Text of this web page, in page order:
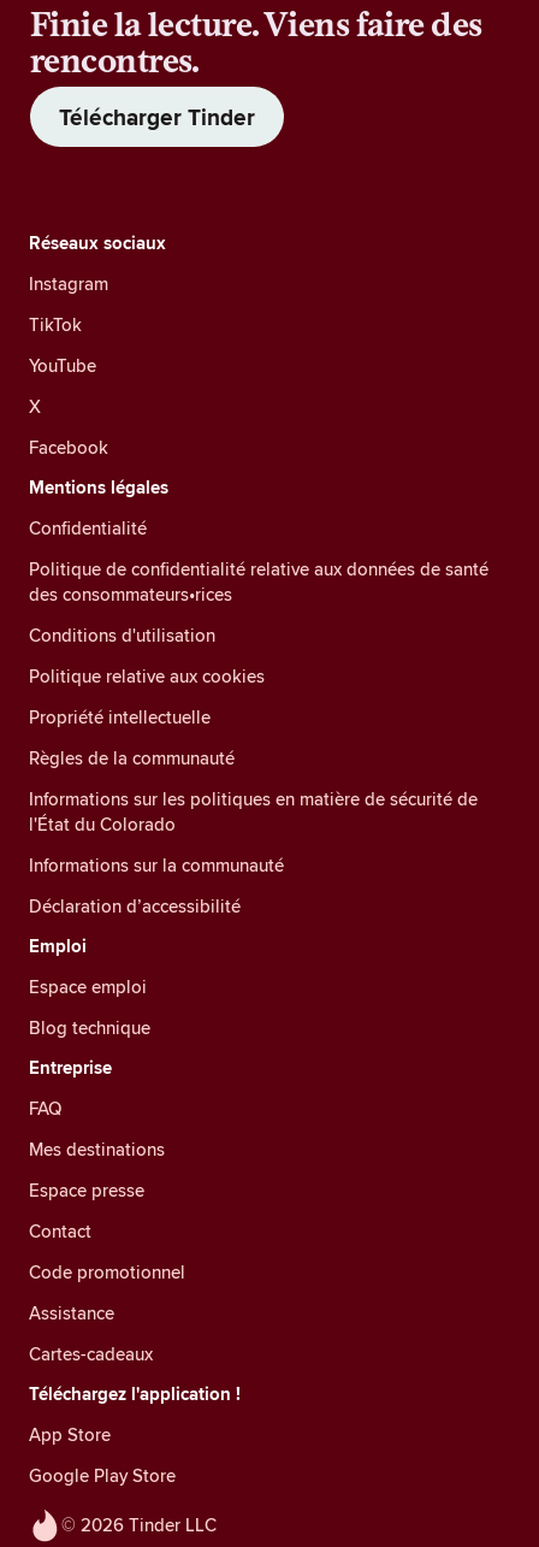
Finie la lecture. Viens faire des
rencontres.
Télécharger Tinder
© 2026 Tinder LLC
Réseaux sociaux
Instagram
TikTok
YouTube
X
Facebook
Mentions légales
Confidentialité
Politique de confidentialité relative aux données de santé
des consommateurs•rices
Conditions d'utilisation
Politique relative aux cookies
Propriété intellectuelle
Règles de la communauté
Informations sur les politiques en matière de sécurité de
l'État du Colorado
Informations sur la communauté
Déclaration d’accessibilité
Emploi
Espace emploi
Blog technique
Entreprise
FAQ
Mes destinations
Espace presse
Contact
Code promotionnel
Assistance
Cartes-cadeaux
Téléchargez l'application !
App Store
Google Play Store